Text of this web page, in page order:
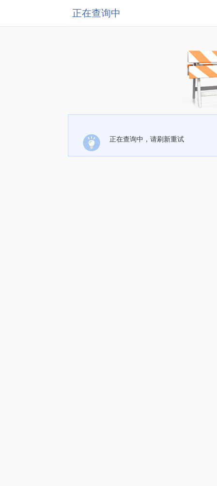
正在查询中
正在查询中，请刷新重试